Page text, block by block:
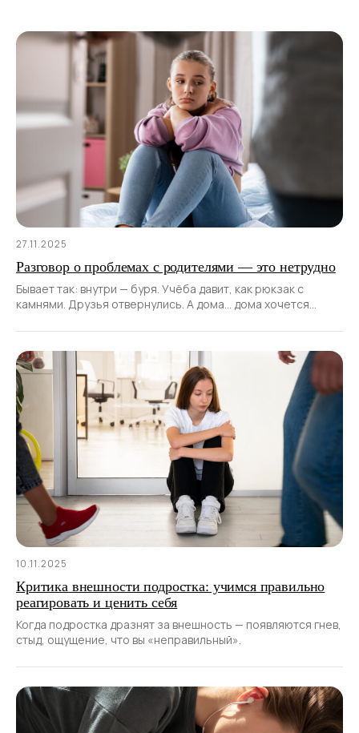
27.11.2025
Разговор о проблемах с родителями — это нетрудно
Бывает так: внутри — буря. Учёба давит, как рюкзак с
камнями. Друзья отвернулись. А дома… дома хочется
10.11.2025
Критика внешности подростка: учимся правильно
реагировать и ценить себя
Когда подростка дразнят за внешность — появляются гнев,
стыд, ощущение, что вы «неправильный».